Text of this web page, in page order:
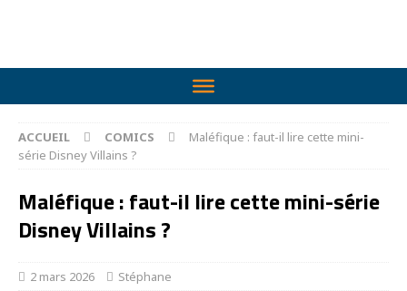
ACCUEIL COMICS
Maléfique : faut-il lire cette mini-
série Disney Villains ?
Maléfique : faut-il lire cette mini-série
Disney Villains ?
2 mars 2026 Stéphane